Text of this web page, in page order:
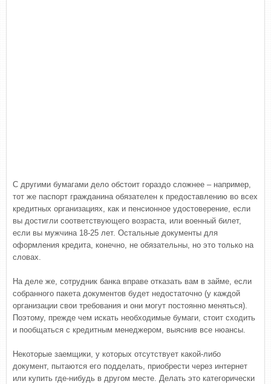
С другими бумагами дело обстоит гораздо сложнее – например,
тот же паспорт гражданина обязателен к предоставлению во всех
кредитных организациях, как и пенсионное удостоверение, если
вы достигли соответствующего возраста, или военный билет,
если вы мужчина 18-25 лет. Остальные документы для
оформления кредита, конечно, не обязательны, но это только на
словах.
На деле же, сотрудник банка вправе отказать вам в займе, если
собранного пакета документов будет недостаточно (у каждой
организации свои требования и они могут постоянно меняться).
Поэтому, прежде чем искать необходимые бумаги, стоит сходить
и пообщаться с кредитным менеджером, выяснив все нюансы.
Некоторые заемщики, у которых отсутствует какой-либо
документ, пытаются его подделать, приобрести через интернет
или купить где-нибудь в другом месте. Делать это категорически